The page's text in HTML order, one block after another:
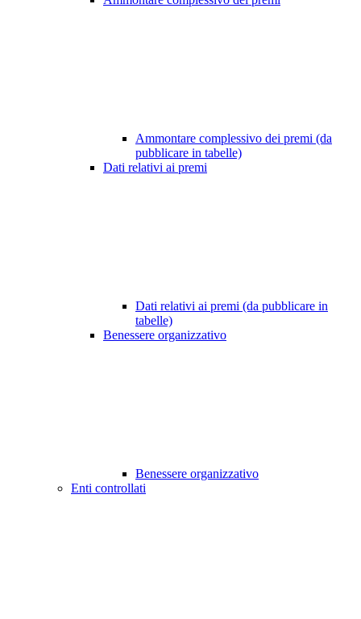
Ammontare complessivo dei premi (da
pubblicare in tabelle)
Dati relativi ai premi
Dati relativi ai premi (da pubblicare in
tabelle)
Benessere organizzativo
Benessere organizzativo
Enti controllati